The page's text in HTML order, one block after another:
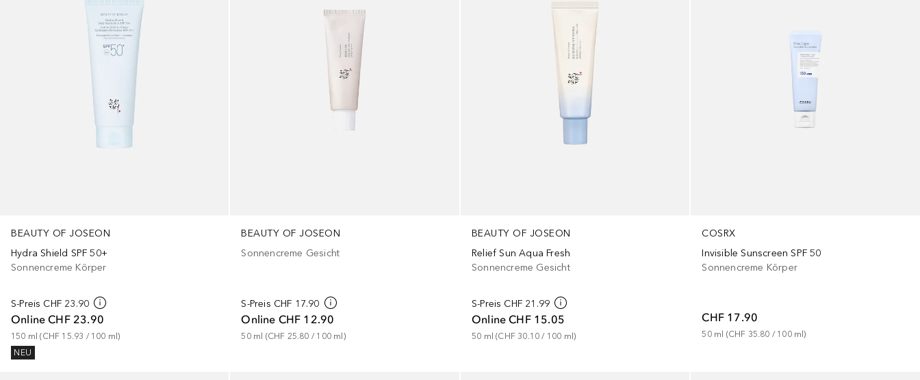
BEAUTY OF JOSEON
Hydra Shield SPF 50+
Sonnencreme Körper
S-Preis CHF 23.90
Online CHF 23.90
150 ml (CHF 15.93 / 100 ml)
NEU
BEAUTY OF JOSEON
Sonnencreme Gesicht
S-Preis CHF 17.90
Online CHF 12.90
50 ml (CHF 25.80 / 100 ml)
BEAUTY OF JOSEON
Relief Sun Aqua Fresh
Sonnencreme Gesicht
S-Preis CHF 21.99
Online CHF 15.05
50 ml (CHF 30.10 / 100 ml)
COSRX
Invisible Sunscreen SPF 50
Sonnencreme Körper
CHF 17.90
50 ml (CHF 35.80 / 100 ml)